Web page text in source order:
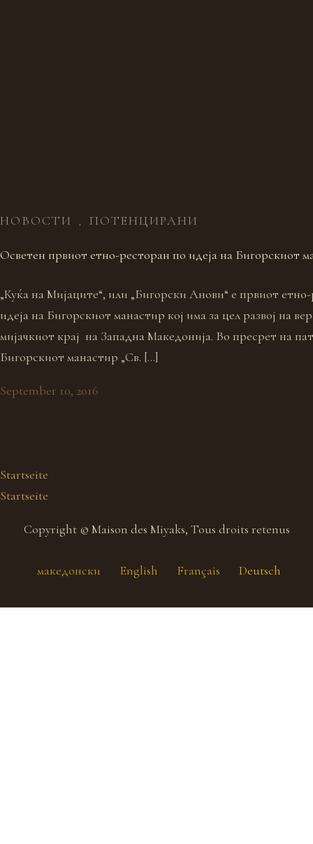
НОВОСТИ , ПОТЕНЦИРАНИ
Осветен првиот етно-ресторан по идеја на Бигорскиот
„Куќа на Мијаците“, или „Бигорски Анови“ е првиот
идеја на Бигорскиот манастир кој има за цел развој на
мијачкиот крај на Западна Македонија. Во пресрет на
Бигорскиот манастир „Св. […]
September 10, 2016
Startseite
Startseite
Copyright © Maison des Miyaks, Tous droits retenus
македонски English Français Deutsch